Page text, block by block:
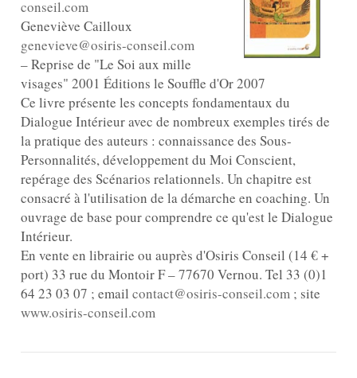
conseil.com
Geneviève Cailloux
genevieve@osiris-conseil.com
– Reprise de "Le Soi aux mille
visages" 2001 Éditions le Souffle d'Or 2007
Ce livre présente les concepts fondamentaux du
Dialogue Intérieur avec de nombreux exemples tirés de
la pratique des auteurs : connaissance des Sous-
Personnalités, développement du Moi Conscient,
repérage des Scénarios relationnels. Un chapitre est
consacré à l'utilisation de la démarche en coaching. Un
ouvrage de base pour comprendre ce qu'est le Dialogue
Intérieur.
En vente en librairie ou auprès d'Osiris Conseil (14 € +
port) 33 rue du Montoir F – 77670 Vernou. Tel 33 (0)1
64 23 03 07 ; email contact@osiris-conseil.com ; site
www.osiris-conseil.com